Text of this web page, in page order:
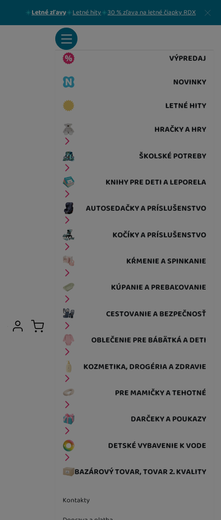
Letné zľavy Letné hity 30 % zľava na letné čiapky RDX Zavrieť
VÝPREDAJ
NOVINKY
LETNÉ HITY
HRAČKY A HRY
ŠKOLSKÉ POTREBY
KNIHY PRE DETI A LEPORELA
AUTOSEDAČKY A PRÍSLUŠENSTVO
KOČÍKY A PRÍSLUŠENSTVO
KŔMENIE A SPINKANIE
KÚPANIE A PREBAĽOVANIE
CESTOVANIE A BEZPEČNOSŤ
OBLEČENIE PRE BÁBÄTKÁ A DETI
KOZMETIKA, DROGÉRIA A ZDRAVIE
PRE MAMIČKY A TEHOTNÉ
DARČEKY A POUKAZY
DETSKÉ VYBAVENIE K VODE
BAZÁROVÝ TOVAR, TOVAR 2. KVALITY
Kontakty
Užívateľská sekcia
Prihlásiť sa
Košík